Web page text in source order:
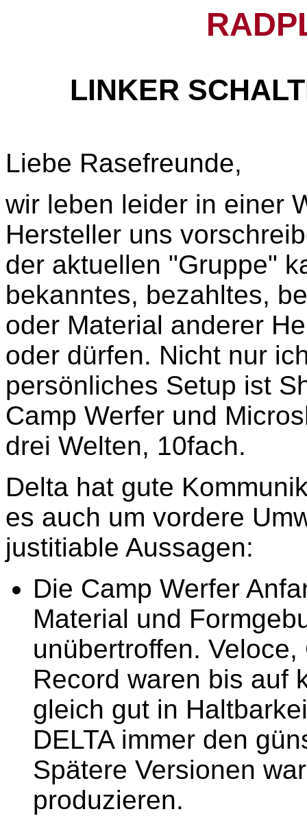
LINKER
Liebe Rasefreunde,
wir leben leider in einer
Hersteller uns
der aktuellen "Gruppe"
bekanntes, bezahltes,
oder Material anderer
oder dürfen. Nicht nur
persönliches Setup ist
Camp Werfer und
drei Welten, 10fach.
Delta hat gute
es auch um vordere
justitiable Aussagen:
Die Camp Werfer
Material und
unübertroffen.
Record waren bis auf
gleich gut in
DELTA immer den
Spätere Versionen
produzieren.